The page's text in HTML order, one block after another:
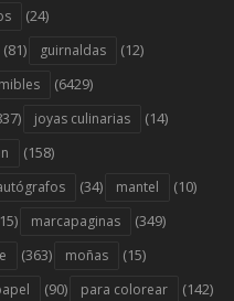
(24)
(81) guirnaldas (12)
(6429)
joyas culinarias (14)
(158)
(34) mantel (10)
marcapaginas (349)
(363) moñas (15)
(90) para colorear (142)